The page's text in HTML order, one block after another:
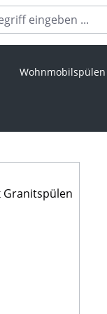
Wohnmobilspülen